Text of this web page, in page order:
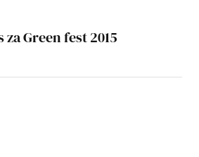
Green fest 2015